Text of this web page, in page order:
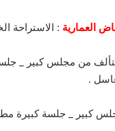
العمارية : الاستراحة
من مجلس كبير _
.
كبير _ جلسة كبيرة